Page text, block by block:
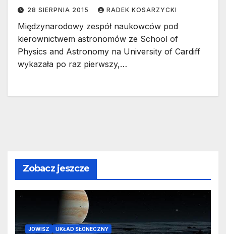
28 SIERPNIA 2015 RADEK KOSARZYCKI
Międzynarodowy zespół naukowców pod
kierownictwem astronomów ze School of
Physics and Astronomy na University of Cardiff
wykazała po raz pierwszy,…
Zobacz jeszcze
JOWISZ UKŁAD SŁONECZNY